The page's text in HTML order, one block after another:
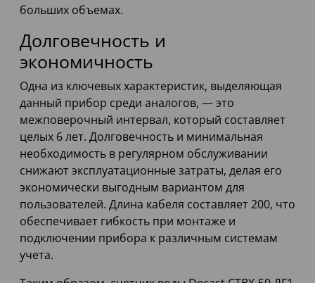
больших объемах.
Долговечность и
экономичность
Одна из ключевых характеристик, выделяющая
данный прибор среди аналогов, — это
межповерочный интервал, который составляет
целых 6 лет. Долговечность и минимальная
необходимость в регулярном обслуживании
снижают эксплуатационные затраты, делая его
экономически выгодным вариантом для
пользователей. Длина кабеля составляет 200, что
обеспечивает гибкость при монтаже и
подключении прибора к различным системам
учета.